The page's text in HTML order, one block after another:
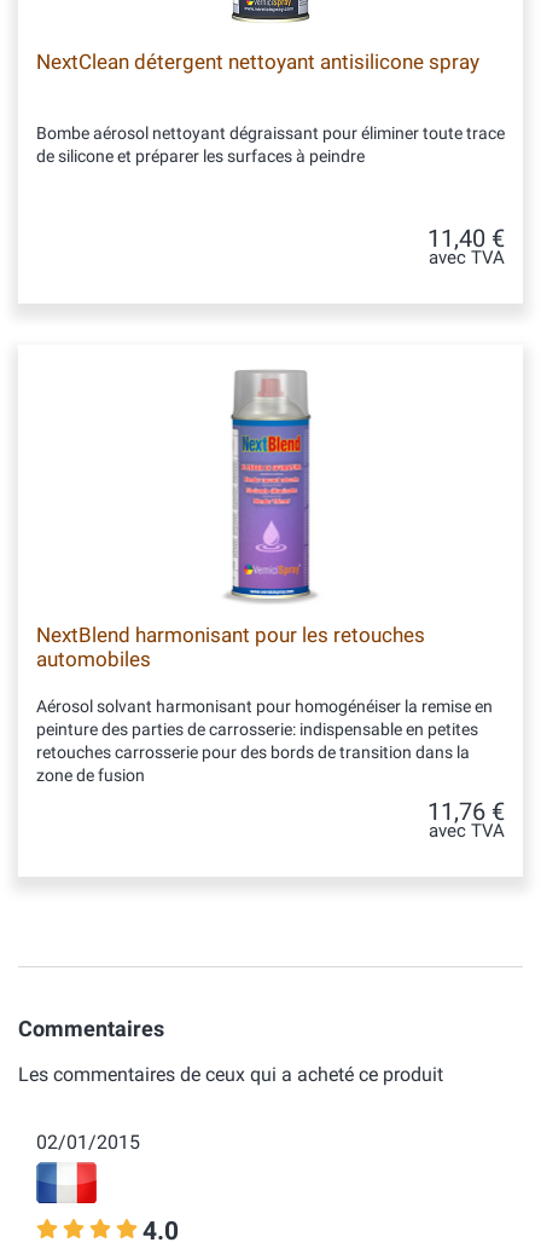
NextClean détergent nettoyant antisilicone spray
Bombe aérosol nettoyant dégraissant pour éliminer toute trace
de silicone et préparer les surfaces à peindre
11,40 €
avec TVA
NextBlend harmonisant pour les retouches
automobiles
Aérosol solvant harmonisant pour homogénéiser la remise en
peinture des parties de carrosserie: indispensable en petites
retouches carrosserie pour des bords de transition dans la
zone de fusion
11,76 €
avec TVA
Commentaires
Les commentaires de ceux qui a acheté ce produit
02/01/2015
4.0